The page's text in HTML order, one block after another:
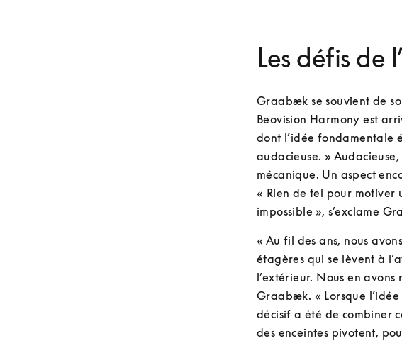
Les défis de
Graabæk se souvient de
Beovision Harmony est
dont l’idée fondamentale
audacieuse. »
mécanique. Un aspect
« Rien de tel pour
impossible », s’exclame
« Au fil des ans, nous
étagères qui se lèvent à
l’extérieur. Nous en
Graabæk. « Lorsque
décisif a été de combiner
des enceintes pivotent,